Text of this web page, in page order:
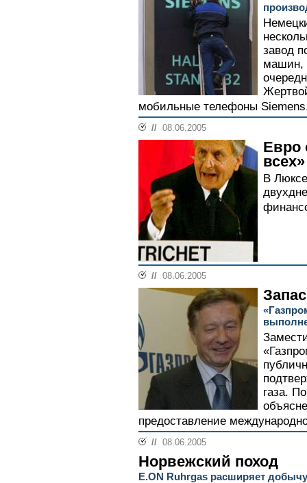
завод
машин,
мобильные телефоны
// 08.06.2005
Евро
всех»
В
// 08.06.2005
газа.
предоставление
// 08.06.2005
Норвежский поход
E.ON Ruhrgas расширяет добычу